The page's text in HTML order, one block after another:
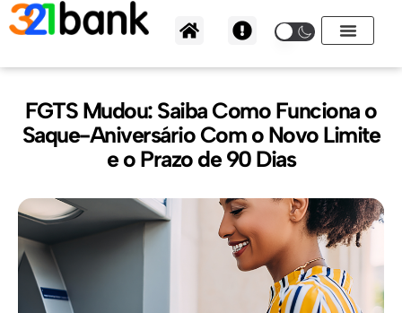
para
conteúdo
FGTS Mudou: Saiba Como Funciona o
Saque-Aniversário Com o Novo Limite
e o Prazo de 90 Dias